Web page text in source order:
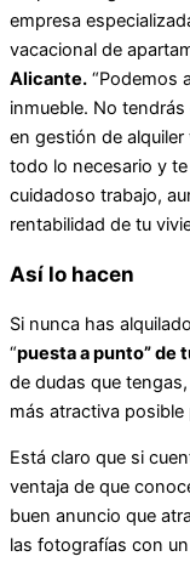
empresa
vacacional de
Alicante. “Podemos
inmueble. No
en gestión de
todo lo necesario y
cuidadoso trabajo,
rentabilidad de tu
Así lo hacen
Si nunca has
“puesta a punto” de
de dudas que
más atractiva
Está claro que si
ventaja de que
buen anuncio que
las fotografías con